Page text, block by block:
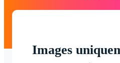
Images